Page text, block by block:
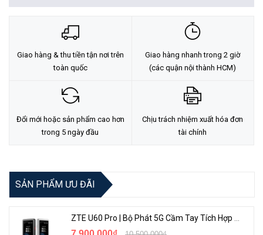
Kích thước (mm): 440 × 300 × 44
Nhiệt độ hoạt động từ –10 to 55°C
Tư vấn cách chọn loại camera và dịch vụ lắp đặt camera tận nơi:
Giao hàng & thu tiền tận nơi trên
toàn quốc
Giao hàng nhanh trong 2 giờ
(các quận nội thành HCM)
Đổi mới hoặc sản phẩm cao hơn
trong 5 ngày đầu
Chịu trách nhiệm xuất hóa đơn
tài chính
SẢN PHẨM ƯU ĐÃI
ZTE U60 Pro | Bộ Phát 5G Cầm Tay Tích Hợp Công Nghệ WiFi 7, Pin 10000mAh